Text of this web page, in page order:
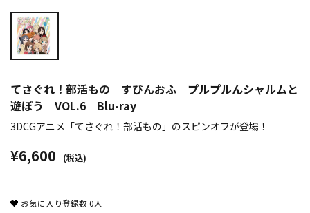
てさぐれ！部活もの すぴんおふ プルプルんシャルムと
遊ぼう VOL.6 Blu-ray
3DCGアニメ「てさぐれ！部活もの」のスピンオフが登場！
¥6,600 (税込)
お気に入り登録数0人